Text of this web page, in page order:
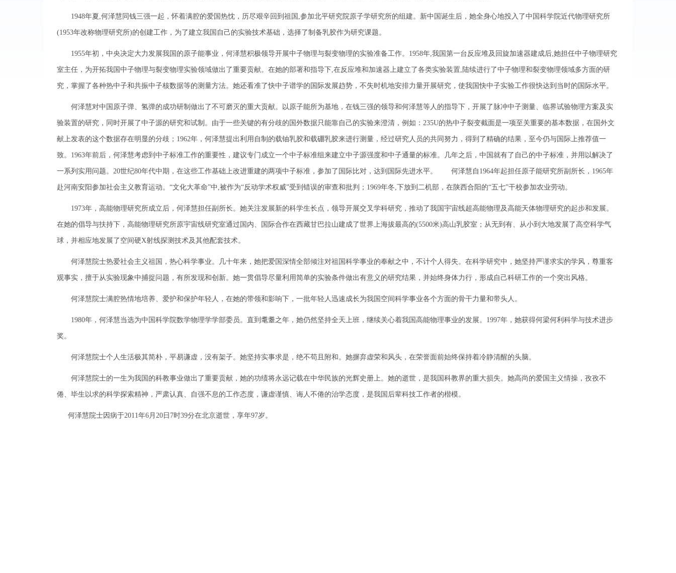
1948年夏,何泽慧同钱三强一起，怀着满腔的爱国热忱，历尽艰辛回到祖国,参加北平研究院原子学研究所的组建。新中国诞生后，她全身心地投入了中国科学院近代物理研究所
(1953年改称物理研究所)的创建工作，为了建立我国自己的实验技术基础，选择了制备乳胶作为研究课题。
1955年初，中央决定大力发展我国的原子能事业，何泽慧积极领导开展中子物理与裂变物理的实验准备工作。1958年,我国第一台反应堆及回旋加速器建成后,她担任中子物理研究
室主任，为开拓我国中子物理与裂变物理实验领域做出了重要贡献。在她的部署和指导下,在反应堆和加速器上建立了各类实验装置,陆续进行了中子物理和裂变物理领域多方面的研
究，掌握了各种热中子和共振中子核数据等的测量方法。她还看准了快中子谱学的国际发展趋势，不失时机地安排力量开展研究，使我国快中子实验工作很快达到当时的国际水平。
何泽慧对中国原子弹、氢弹的成功研制做出了不可磨灭的重大贡献。以原子能所为基地，在钱三强的领导和何泽慧等人的指导下，开展了脉冲中子测量、临界试验物理方案及实
验装置的研究，同时开展了中子源的研究和试制。由于一些关键的有分歧的国外数据只能靠自己的实验来澄清，例如：235U的热中子裂变截面是一项至关重要的基本数据，在国外文
献上发表的这个数据存在明显的分歧；1962年，何泽慧提出利用自制的载铀乳胶和载硼乳胶来进行测量，经过研究人员的共同努力，得到了精确的结果，至今仍与国际上推荐值一
致。1963年前后，何泽慧考虑到中子标准工作的重要性，建议专门成立一个中子标准组来建立中子源强度和中子通量的标准。几年之后，中国就有了自己的中子标准，并用以解决了
一系列实用问题。20世纪80年代中期，在这些工作基础上改进重建的两项中子标准，参加了国际比对，达到国际先进水平。 何泽慧自1964年起担任原子能研究所副所长，1965年
赴河南安阳参加社会主义教育运动。“文化大革命”中,被作为“反动学术权威”受到错误的审查和批判；1969年冬,下放到二机部，在陕西合阳的“五七”干校参加农业劳动。
1973年，高能物理研究所成立后，何泽慧担任副所长。她关注发展新的科学生长点，领导开展交叉学科研究，推动了我国宇宙线超高能物理及高能天体物理研究的起步和发展。
在她的倡导与扶持下，高能物理研究所原宇宙线研究室通过国内、国际合作在西藏甘巴拉山建成了世界上海拔最高的(5500米)高山乳胶室；从无到有、从小到大地发展了高空科学气
球，并相应地发展了空间硬X射线探测技术及其他配套技术。
何泽慧院士热爱社会主义祖国，热心科学事业。几十年来，她把爱国深情全部倾注对祖国科学事业的奉献之中，不计个人得失。在科学研究中，她坚持严谨求实的学风，尊重客
观事实，擅于从实验现象中捕捉问题，有所发现和创新。她一贯倡导尽量利用简单的实验条件做出有意义的研究结果，并始终身体力行，形成自己科研工作的一个突出风格。
何泽慧院士满腔热情地培养、爱护和保护年轻人，在她的带领和影响下，一批年轻人迅速成长为我国空间科学事业各个方面的骨干力量和带头人。
1980年，何泽慧当选为中国科学院数学物理学学部委员。直到耄耋之年，她仍然坚持全天上班，继续关心着我国高能物理事业的发展。1997年，她获得何梁何利科学与技术进步
奖。
何泽慧院士个人生活极其简朴，平易谦虚，没有架子。她坚持实事求是，绝不苟且附和。她摒弃虚荣和风头，在荣誉面前始终保持着冷静清醒的头脑。
何泽慧院士的一生为我国的科教事业做出了重要贡献，她的功绩将永远记载在中华民族的光辉史册上。她的逝世，是我国科教界的重大损失。她高尚的爱国主义情操，孜孜不
倦、毕生以求的科学探索精神，严肃认真、自强不息的工作态度，谦虚谨慎、诲人不倦的治学态度，是我国后辈科技工作者的楷模。
何泽慧院士因病于2011年6月20日7时39分在北京逝世，享年97岁。